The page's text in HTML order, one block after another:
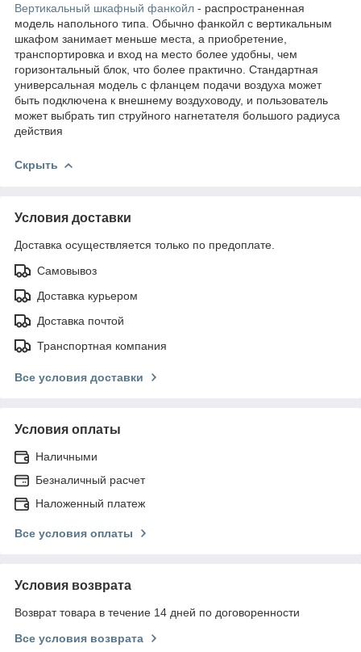
Вертикальный шкафный фанкойл - распространенная
модель напольного типа. Обычно фанкойл с вертикальным
шкафом занимает меньше места, а приобретение,
транспортировка и вход на место более удобны, чем
горизонтальный блок, что более практично. Стандартная
универсальная модель с фланцем подачи воздуха может
быть подключена к внешнему воздуховоду, и пользователь
может выбрать тип струйного нагнетателя большого радиуса
действия
Скрыть
Условия доставки
Доставка осуществляется только по предоплате.
Самовывоз
Доставка курьером
Доставка почтой
Транспортная компания
Все условия доставки
Условия оплаты
Наличными
Безналичный расчет
Наложенный платеж
Все условия оплаты
Условия возврата
Возврат товара в течение 14 дней по договоренности
Все условия возврата